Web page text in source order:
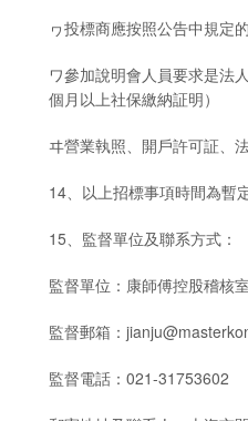
ヮ投標商應按照公告中規定
ワ參加說明會人員要求是法
個月以上社保繳納証明）
ヰ營業執照、開戶許可証、
14、以上招標事項時間為暫
15、監督單位及聯系方式：
監督單位：康師傅控股稽核
監督郵箱：
監督電話：021-31753602